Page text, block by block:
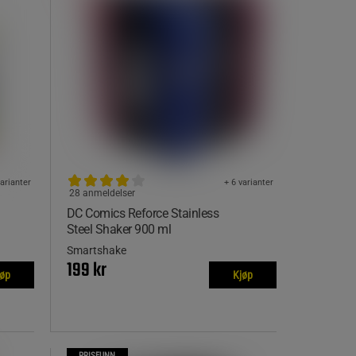
DC Comics Reforce Stainless
Steel Shaker 900 ml
+ 6 varianter
28 anmeldelser
Smartshake
199 kr Kjøp